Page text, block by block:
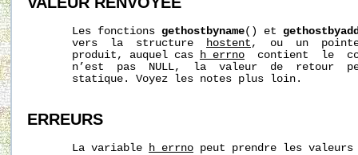
       Les fonctions
gethostbyname() et
       vers  la  structure
hostent ,  ou  un
       produit, auquel cas
h_errno
contient  le
n’est  pas  NULL,  la  valeur  de  retour
       statique. Voyez les notes plus loin.
ERREURS
       La variable
h_errno peut prendre les